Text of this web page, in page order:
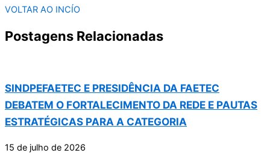
VOLTAR AO INCÍO
Postagens Relacionadas
SINDPEFAETEC E PRESIDÊNCIA DA FAETEC
DEBATEM O FORTALECIMENTO DA REDE E PAUTAS
ESTRATÉGICAS PARA A CATEGORIA
15 de julho de 2026